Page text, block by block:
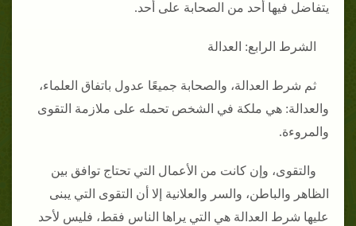
يتفاضل فيها أحد من الصحابة على أحد.
الشرط الرابع: العدالة
ثم شرط العدالة، والصحابة جميعًا عدول باتفاق العلماء،
والعدالة: هي ملكة في الشخص تحمله على ملازمة التقوى
والمروءة.
والتقوى، وإن كانت من الأعمال التي تحتاج توافق بين
الظاهر والباطن، والسر والعلانية إلا أن التقوى التي يبنى
عليها شرط العدالة هي التي يراها الناس فقط، فليس لأحد